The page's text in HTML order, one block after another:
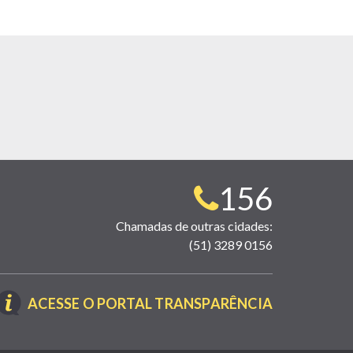
Telefone
para
contato:
156
Chamadas de outras cidades:
(51) 3289 0156
ACESSE O PORTAL TRANSPARÊNCIA(LINK